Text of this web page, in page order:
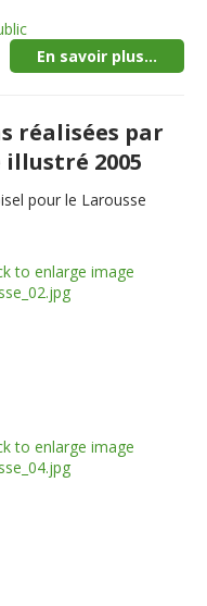
En savoir plus...
réalisées par
2005
pour le Larousse